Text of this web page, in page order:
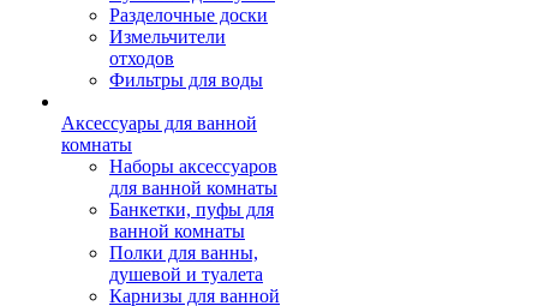
Разделочные доски
Измельчители
отходов
Фильтры для воды
Аксессуары для ванной
комнаты
Наборы аксессуаров
для ванной комнаты
Банкетки, пуфы для
ванной комнаты
Полки для ванны,
душевой и туалета
Карнизы для ванной